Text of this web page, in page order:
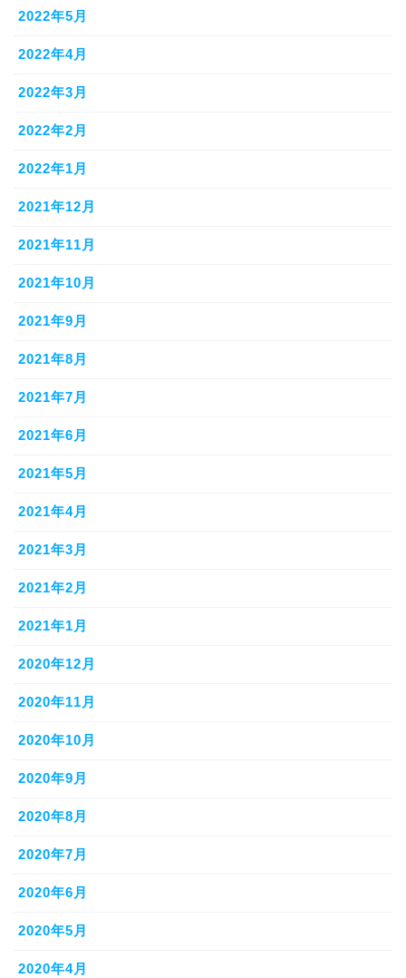
2022年5月
2022年4月
2022年3月
2022年2月
2022年1月
2021年12月
2021年11月
2021年10月
2021年9月
2021年8月
2021年7月
2021年6月
2021年5月
2021年4月
2021年3月
2021年2月
2021年1月
2020年12月
2020年11月
2020年10月
2020年9月
2020年8月
2020年7月
2020年6月
2020年5月
2020年4月